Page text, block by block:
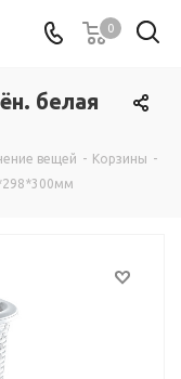
0
белая
вещей - Корзины -